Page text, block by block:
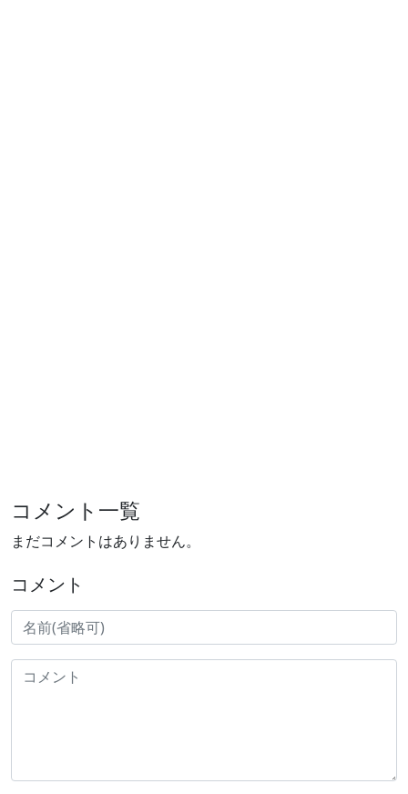
コメント一覧
まだコメントはありません。
コメント